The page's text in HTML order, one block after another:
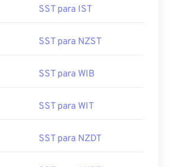
SST para IST
SST para NZST
SST para WIB
SST para WIT
SST para NZDT